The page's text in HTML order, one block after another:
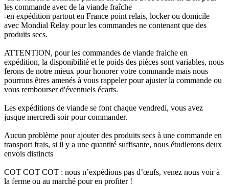
les commande avec de la viande fraîche
-en expédition partout en France point relais, locker ou domicile
avec Mondial Relay pour les commandes ne contenant que des
produits secs.
ATTENTION, pour les commandes de viande fraiche en
expédition, la disponibilité et le poids des pièces sont variables, nous
ferons de notre mieux pour honorer votre commande mais nous
pourrons êtres amenés à vous rappeler pour ajuster la commande ou
vous rembourser d'éventuels écarts.
Les expéditions de viande se font chaque vendredi, vous avez
jusque mercredi soir pour commander.
Aucun problème pour ajouter des produits secs à une commande en
transport frais, si il y a une quantité suffisante, nous étudierons deux
envois distincts
COT COT COT : nous n’expédions pas d’œufs, venez nous voir à
la ferme ou au marché pour en profiter !